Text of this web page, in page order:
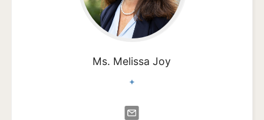
Ms. Melissa Joy
+